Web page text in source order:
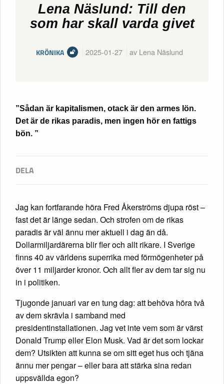
Lena Näslund: Till den
som har skall varda givet
KRÖNIKA 2025-01-27 av Lena Näslund
”Sådan är kapitalismen, otack är den armes lön.
Det är de rikas paradis, men ingen hör en fattigs
bön. ”
Jag kan fortfarande höra Fred Åkerströms djupa röst –
fast det är länge sedan. Och strofen om de rikas
paradis är väl ännu mer aktuell i dag än då.
Dollarmiljardärerna blir fler och allt rikare. I Sverige
finns 40 av världens superrika med förmögenheter på
över 11 miljarder kronor. Och allt fler av dem tar sig nu
in i politiken.
Tjugonde januari var en tung dag: att behöva höra två
av dem skrävla i samband med
presidentinstallationen. Jag vet inte vem som är värst
Donald Trump eller Elon Musk. Vad är det som lockar
dem? Utsikten att kunna se om sitt eget hus och tjäna
ännu mer pengar – eller bara att stärka sina redan
uppsvällda egon?